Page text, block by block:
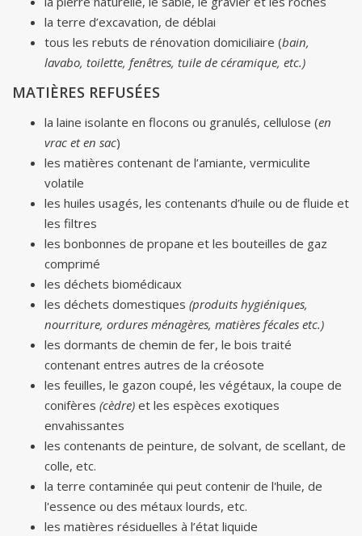
la terre d’excavation, de déblai
tous les rebuts de rénovation domiciliaire (bain,
lavabo, toilette, fenêtres, tuile de céramique, etc.)
MATIÈRES REFUSÉES
la laine isolante en flocons ou granulés, cellulose (en
vrac et en sac)
les matières contenant de l’amiante, vermiculite
volatile
les huiles usagés, les contenants d’huile ou de fluide et
les filtres
les bonbonnes de propane et les bouteilles de gaz
comprimé
les déchets biomédicaux
les déchets domestiques (produits hygiéniques,
nourriture, ordures ménagères, matières fécales etc.)
les dormants de chemin de fer, le bois traité
contenant entres autres de la créosote
les feuilles, le gazon coupé, les végétaux, la coupe de
conifères (cèdre) et les espèces exotiques
envahissantes
les contenants de peinture, de solvant, de scellant, de
colle, etc.
la terre contaminée qui peut contenir de l'huile, de
l'essence ou des métaux lourds, etc.
les matières résiduelles à l’état liquide